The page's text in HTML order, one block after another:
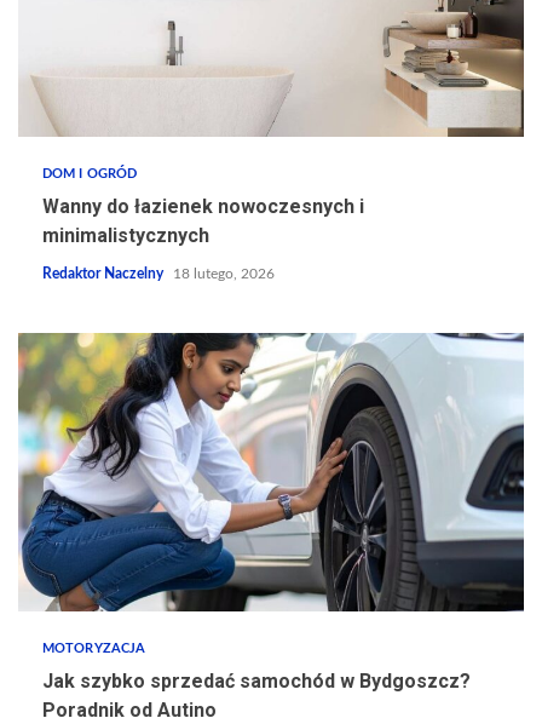
DOM I OGRÓD
Wanny do łazienek nowoczesnych i
minimalistycznych
Redaktor Naczelny 18 lutego, 2026
MOTORYZACJA
Jak szybko sprzedać samochód w Bydgoszcz?
Poradnik od Autino